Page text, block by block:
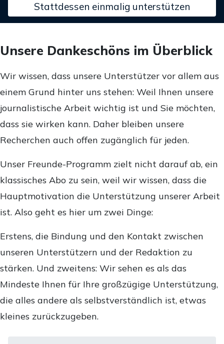
Stattdessen einmalig unterstützen
Unsere Dankeschöns im Überblick
Wir wissen, dass unsere Unterstützer vor allem aus
einem Grund hinter uns stehen: Weil Ihnen unsere
journalistische Arbeit wichtig ist und Sie möchten,
dass sie wirken kann. Daher bleiben unsere
Recherchen auch offen zugänglich für jeden.
Unser Freunde-Programm zielt nicht darauf ab, ein
klassisches Abo zu sein, weil wir wissen, dass die
Hauptmotivation die Unterstützung unserer Arbeit
ist. Also geht es hier um zwei Dinge:
Erstens, die Bindung und den Kontakt zwischen
unseren Unterstützern und der Redaktion zu
stärken. Und zweitens: Wir sehen es als das
Mindeste Ihnen für Ihre großzügige Unterstützung,
die alles andere als selbstverständlich ist, etwas
kleines zurückzugeben.